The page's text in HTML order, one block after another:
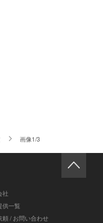
画像1/3
社
供一覧
頼 / お問い合わせ